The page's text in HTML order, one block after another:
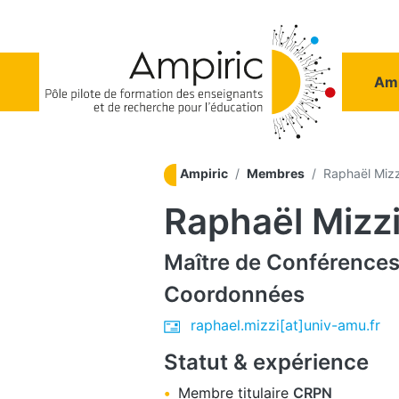
Ampiric Membres Raphaël
Raphaël Mizzi
Maître de Conférences
Coordonnées
raphael.mizzi[at]univ-amu.fr
Statut & expérience
Membre titulaire CRPN